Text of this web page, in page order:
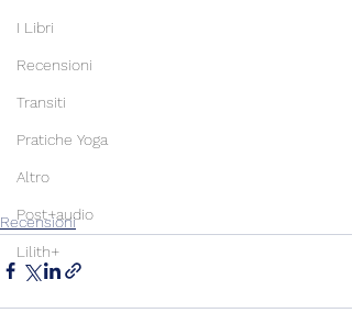
I Libri
Recensioni
Transiti
Pratiche Yoga
Altro
Post+audio
Lilith+
Recensioni